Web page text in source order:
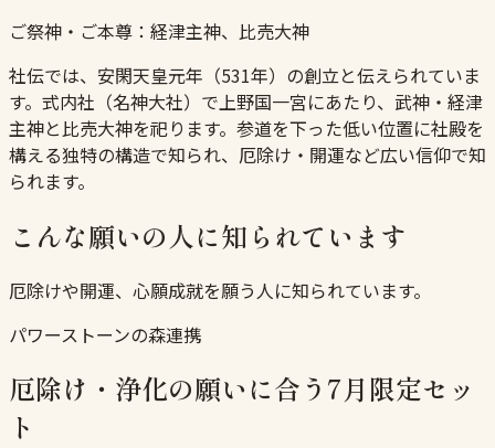
ご祭神・ご本尊： 経津主神、比売大神
社伝では、安閑天皇元年（531年）の創立と伝えられていま
す。式内社（名神大社）で上野国一宮にあたり、武神・経津
主神と比売大神を祀ります。参道を下った低い位置に社殿を
構える独特の構造で知られ、厄除け・開運など広い信仰で知
られます。
こんな願いの人に知られています
厄除けや開運、心願成就を願う人に知られています。
パワーストーンの森連携
厄除け・浄化の願いに合う7月限定セッ
ト